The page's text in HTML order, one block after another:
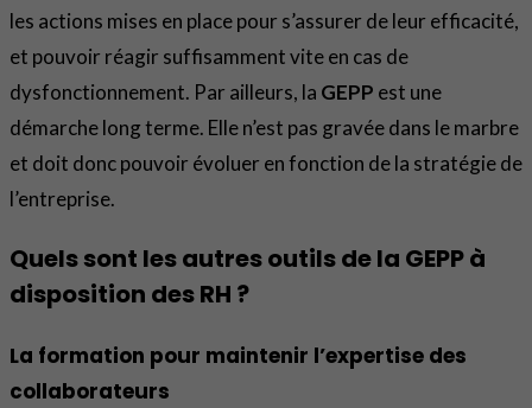
les actions mises en place pour s’assurer de leur efficacité,
et pouvoir réagir suffisamment vite en cas de
dysfonctionnement. Par ailleurs, la GEPP est une
démarche long terme. Elle n’est pas gravée dans le marbre
et doit donc pouvoir évoluer en fonction de la stratégie de
l’entreprise.
Quels sont les autres outils de la GEPP à
disposition des RH ?
La formation pour maintenir l’expertise des
collaborateurs